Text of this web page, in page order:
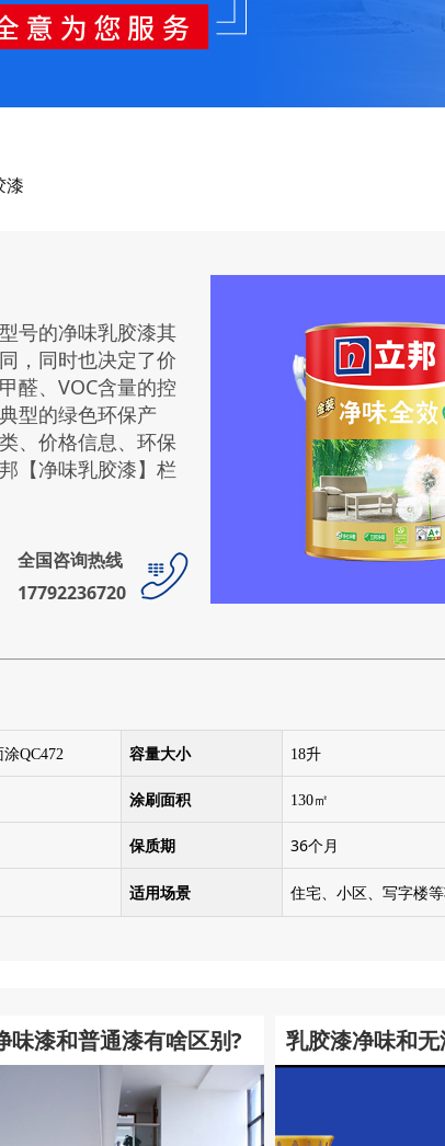
漆
号的净味乳胶漆其
，同时也决定了价
醛、VOC含量的控
型的绿色环保产
、价格信息、环保
【净味乳胶漆】栏
全国咨询热线
17792236720
QC472 容量大小 18升
涂刷面积 130㎡
保质期 36个月
适用场景 住宅、小区、写字楼等
味漆和普通漆有啥区别?
乳胶漆净味和无